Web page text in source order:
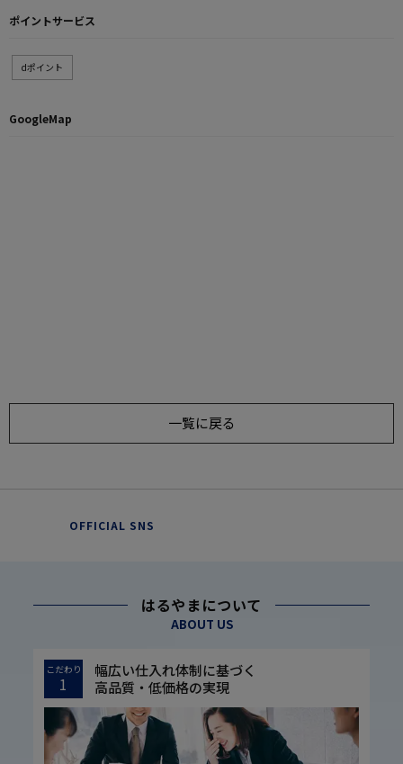
ポイントサービス
dポイント
GoogleMap
一覧に戻る
OFFICIAL SNS
はるやまについて
ABOUT US
こだわり
1
幅広い仕入れ体制に基づく
高品質・低価格の実現